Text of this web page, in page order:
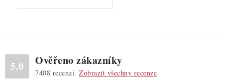
5.0 Ověřeno zákazníky
7408 recenzí. Zobrazit všechny recenze